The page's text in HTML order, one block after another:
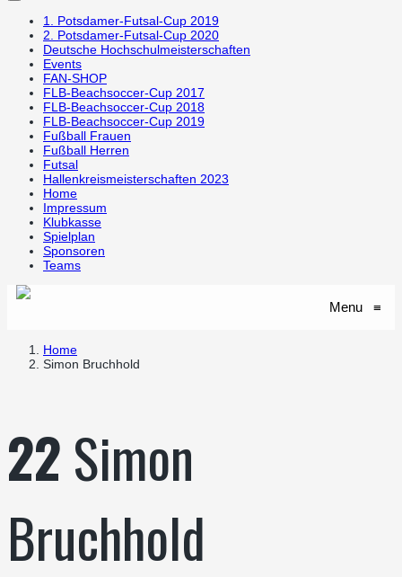
1. Potsdamer-Futsal-Cup 2019
2. Potsdamer-Futsal-Cup 2020
Deutsche Hochschulmeisterschaften
Events
FAN-SHOP
FLB-Beachsoccer-Cup 2017
FLB-Beachsoccer-Cup 2018
FLB-Beachsoccer-Cup 2019
Fußball Frauen
Fußball Herren
Futsal
Hallenkreismeisterschaften 2023
Home
Impressum
Klubkasse
Spielplan
Sponsoren
Teams
Menu ≡
Home
Simon Bruchhold
22Simon
Bruchhold